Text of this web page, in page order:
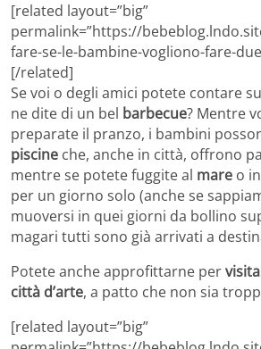
[related layout=”big”
permalink=”https://
fare-se-le-bambine-vogliono-fare-
[/related]
Se voi o degli amici potete contare
ne dite di un bel barbecue? Mentre
preparate il pranzo, i bambini
piscine che, anche in città, offrono
mentre se potete fuggite al mare o in
per un giorno solo (anche se
muoversi in quei giorni da bollino
magari tutti sono già arrivati a
Potete anche approfittarne per
città d’arte, a patto che non sia
[related layout=”big”